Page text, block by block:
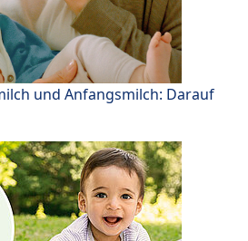
und Anfangsmilch: Darauf